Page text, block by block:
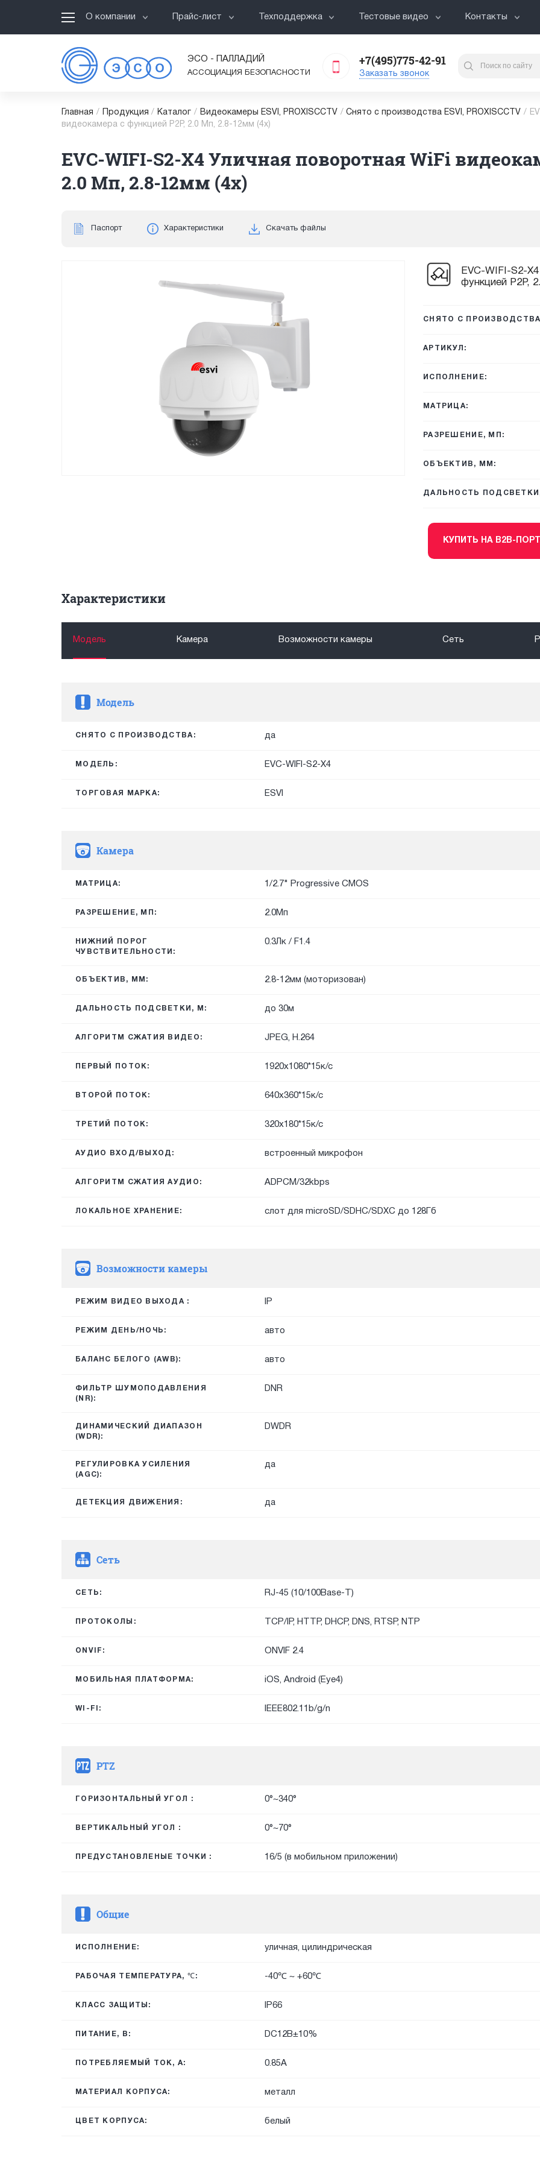
О компании Прайс-лист Техподдержка Тестовые видео Контакты
ЭСО - ПАЛЛАДИЙ
АССОЦИАЦИЯ БЕЗОПАСНОСТИ
+7(495)775-42-91
Заказать звонок
Главная / Продукция / Каталог / Видеокамеры ESVI, PROXISCCTV / Снято с производства ESVI, PROXISCCTV /
видеокамера с функцией P2P, 2.0 Мп, 2.8-12мм (4x)
EVC-WIFI-S2-X4 Уличная поворотная WiFi
2.0 Мп, 2.8-12мм (4x)
Паспорт Характеристики Скачать файлы
EVC-WIFI-S2-
функцией P2P,
СНЯТО С
АРТИКУЛ:
ИСПОЛНЕНИЕ:
МАТРИЦА:
РАЗРЕШЕНИЕ, МП:
ОБЪЕКТИВ, ММ:
ДАЛЬНОСТЬ
КУПИТЬ НА B2B-
Характеристики
Модель Камера Возможности камеры Сеть
Модель
СНЯТО С ПРОИЗВОДСТВА: да
МОДЕЛЬ: EVC-WIFI-S2-X4
ТОРГОВАЯ МАРКА: ESVI
Камера
МАТРИЦА: 1/2.7" Progressive CMOS
РАЗРЕШЕНИЕ, МП: 2.0Мп
НИЖНИЙ ПОРОГ
ЧУВСТВИТЕЛЬНОСТИ:
0.3Лк / F1.4
ОБЪЕКТИВ, ММ: 2.8-12мм (моторизован)
ДАЛЬНОСТЬ ПОДСВЕТКИ, М: до 30м
АЛГОРИТМ СЖАТИЯ ВИДЕО: JPEG, H.264
ПЕРВЫЙ ПОТОК: 1920х1080*15к/с
ВТОРОЙ ПОТОК: 640х360*15к/с
ТРЕТИЙ ПОТОК: 320x180*15к/с
АУДИО ВХОД/ВЫХОД: встроенный микрофон
АЛГОРИТМ СЖАТИЯ АУДИО: ADPCM/32kbps
ЛОКАЛЬНОЕ ХРАНЕНИЕ: слот для microSD/SDHC/SDXC до 128Гб
Возможности камеры
РЕЖИМ ВИДЕО ВЫХОДА : IP
РЕЖИМ ДЕНЬ/НОЧЬ: авто
БАЛАНС БЕЛОГО (AWB): авто
ФИЛЬТР ШУМОПОДАВЛЕНИЯ
(NR):
DNR
ДИНАМИЧЕСКИЙ ДИАПАЗОН
(WDR):
DWDR
РЕГУЛИРОВКА УСИЛЕНИЯ
(AGC):
да
ДЕТЕКЦИЯ ДВИЖЕНИЯ: да
Сеть
СЕТЬ: RJ-45 (10/100Base-T)
ПРОТОКОЛЫ: TCP/IP, HTTP, DHCP, DNS, RTSP, NTP
ONVIF: ONVIF 2.4
МОБИЛЬНАЯ ПЛАТФОРМА: iOS, Android (Eye4)
WI-FI: IEEE802.11b/g/n
PTZ
ГОРИЗОНТАЛЬНЫЙ УГОЛ : 0°~340°
ВЕРТИКАЛЬНЫЙ УГОЛ : 0°~70°
ПРЕДУСТАНОВЛЕНЫЕ ТОЧКИ : 16/5 (в мобильном приложении)
Общие
ИСПОЛНЕНИЕ: уличная, цилиндрическая
РАБОЧАЯ ТЕМПЕРАТУРА, ℃: -40℃ ~ +60℃
КЛАСС ЗАЩИТЫ: IP66
ПИТАНИЕ, В: DC12В±10%
ПОТРЕБЛЯЕМЫЙ ТОК, А: 0.85A
МАТЕРИАЛ КОРПУСА: металл
ЦВЕТ КОРПУСА: белый